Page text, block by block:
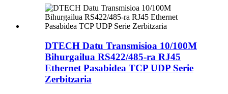
DTECH Datu Transmisioa 10/100M
Bihurgailua RS422/485-ra RJ45
Ethernet Pasabidea TCP UDP Serie
Zerbitzaria